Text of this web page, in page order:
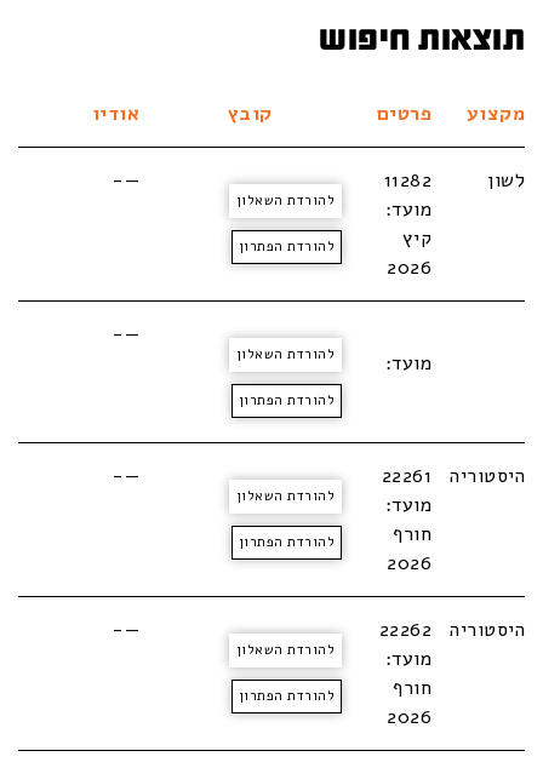
תוצאות חיפוש
מקצוע פרטים קובץ אודיו
לשון
11282
מועד:
קיץ
2026
להורדת השאלון
להורדת הפתרון
—-
מועד: להורדת השאלון
להורדת הפתרון
—-
היסטוריה
22261
מועד:
חורף
2026
להורדת השאלון
להורדת הפתרון
—-
היסטוריה
22262
מועד:
חורף
2026
להורדת השאלון
להורדת הפתרון
—-